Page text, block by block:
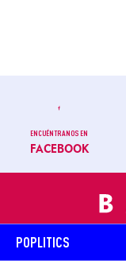
ENCUÉNTRANOS EN
FACEBOOK
POPLITICS